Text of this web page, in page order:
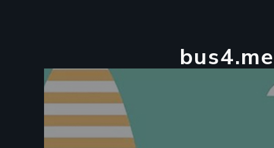
bus4.me